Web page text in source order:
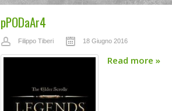
pPODaAr4
Filippo Tiberi 18 Giugno 2016
Read more »